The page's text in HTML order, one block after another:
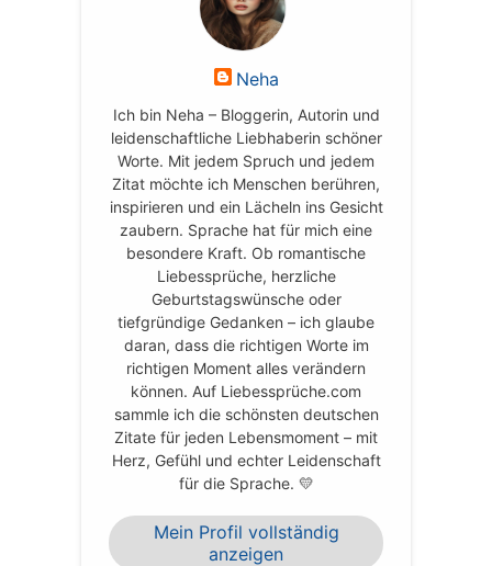
Neha
Ich bin Neha – Bloggerin, Autorin und
leidenschaftliche Liebhaberin schöner
Worte. Mit jedem Spruch und jedem
Zitat möchte ich Menschen berühren,
inspirieren und ein Lächeln ins Gesicht
zaubern. Sprache hat für mich eine
besondere Kraft. Ob romantische
Liebessprüche, herzliche
Geburtstagswünsche oder
tiefgründige Gedanken – ich glaube
daran, dass die richtigen Worte im
richtigen Moment alles verändern
können. Auf Liebessprüche.com
sammle ich die schönsten deutschen
Zitate für jeden Lebensmoment – mit
Herz, Gefühl und echter Leidenschaft
für die Sprache. 💛
Mein Profil vollständig
anzeigen